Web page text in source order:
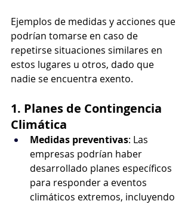
Ejemplos de medidas y acciones que
podrían tomarse en caso de
repetirse situaciones similares en
estos lugares u otros, dado que
nadie se encuentra exento.
1. Planes de Contingencia
Climática
Medidas preventivas: Las
empresas podrían haber
desarrollado planes específicos
para responder a eventos
climáticos extremos, incluyendo